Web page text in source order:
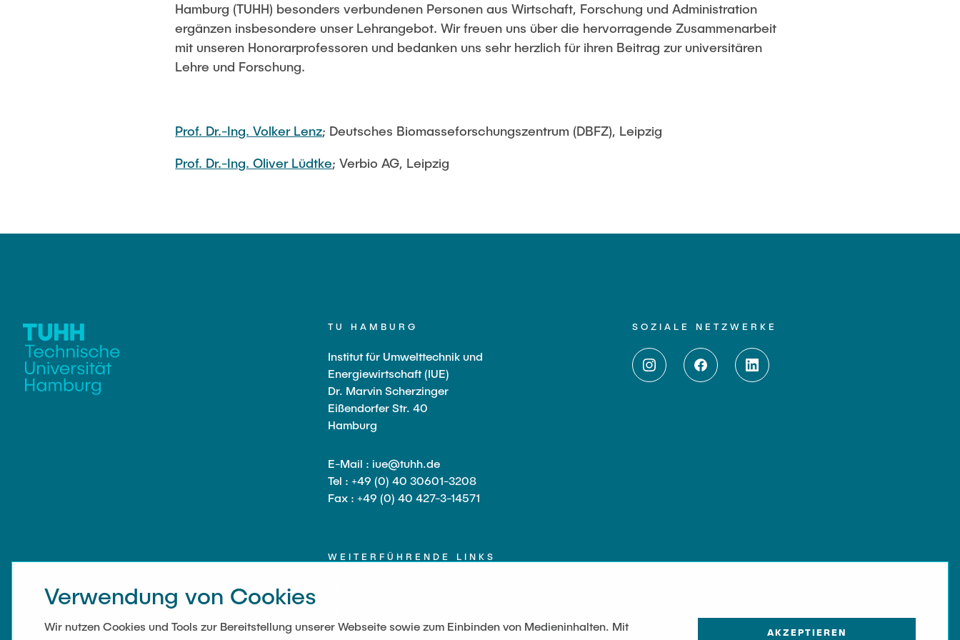
Webinar Series: Green Hydrogen
Webinar: Klimaschutz in Hamburg
(2021)
Webinar Series: Green Hydrogen
Hamburg (TUHH) besonders verbundenen Personen aus Wirtschaft, Forschung und Administration
ergänzen insbesondere unser Lehrangebot. Wir freuen uns über die hervorragende Zusammenarbeit
mit unseren Honorarprofessoren und bedanken uns sehr herzlich für ihren Beitrag zur universitären
Lehre und Forschung.
Prof. Dr.-Ing. Volker Lenz; Deutsches Biomasseforschungszentrum (DBFZ), Leipzig
Prof. Dr.-Ing. Oliver Lüdtke; Verbio AG, Leipzig
TU HAMBURG
Institut für Umwelttechnik und
Energiewirtschaft (IUE)
Dr. Marvin Scherzinger
Eißendorfer Str. 40
Hamburg
E-Mail : iue@tuhh.de
Tel : +49 (0) 40 30601-3208
Fax : +49 (0) 40 427-3-14571
SOZIALE NETZWERKE
WEITERFÜHRENDE LINKS
Verwendung von Cookies
Wir nutzen Cookies und Tools zur Bereitstellung unserer Webseite sowie zum Einbinden von Medieninhalten. Mit
AKZEPTIEREN